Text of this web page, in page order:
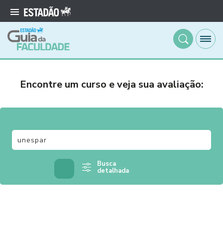
Encontre um curso e veja sua avaliação:
Busca
detalhada